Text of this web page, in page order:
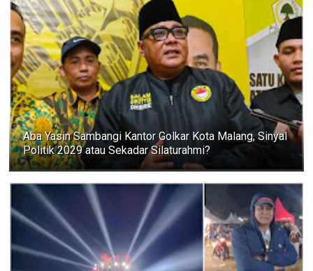
Aba Yasin Sambangi Kantor Golkar Kota Malang, Sinyal
Politik 2029 atau Sekadar Silaturahmi?